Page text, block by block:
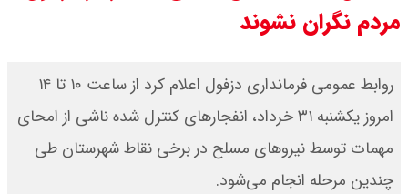
با حکم پزشکیان، محسن رضایی دبیر
شد / تمام دبیران شعام + اینفوگرافی
قیمت طلا ۲۴ عیار امروز دوشنبه ۱۹
مرداد ۱۴۰۵ اعلام شد/ افزایش قیمت
مردم نگران نشوند
روابط عمومی فرمانداری دزفول اعلام کرد از ساعت ۱۰ تا ۱۴
امروز یکشنبه ۳۱ خرداد، انفجارهای کنترل شده ناشی از امحای
مهمات توسط نیروهای مسلح در برخی نقاط شهرستان طی
چندین مرحله انجام می‌شود.